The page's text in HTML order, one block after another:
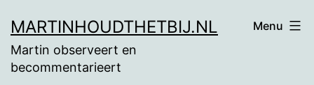
naar
de
MARTINHOUDTHETBIJ.NL
Martin observeert en
becommentarieert
Menu